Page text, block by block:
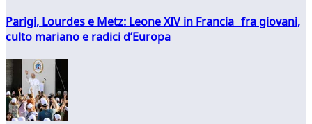
Parigi, Lourdes e Metz: Leone XIV in Francia fra giovani,
culto mariano e radici d’Europa